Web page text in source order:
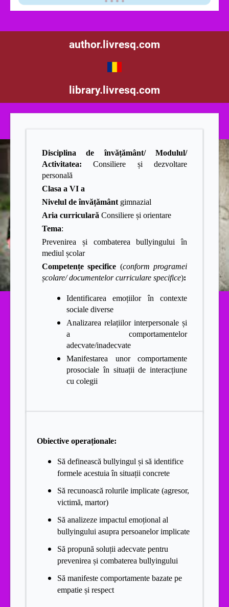
author.livresq.com
library.livresq.com
Disciplina de învățământ/ Modulul/
Activitatea:Consiliere și dezvoltare
personală
Clasa a VI a
Nivelul de învățământ gimnazial
Aria curriculară Consiliere și orientare
Tema:
Prevenirea și combaterea bullyingului în
mediul școlar
Competențe specifice (conform programei
școlare/ documentelor curriculare specifice):
Identificarea emoțiilor în contexte
sociale diverse
Analizarea relațiilor interpersonale și
a comportamentelor
adecvate/inadecvate
Manifestarea unor comportamente
prosociale în situații de interacțiune
cu colegii
Obiective operaționale:
Să definească bullyingul și să identifice
formele acestuia în situații concrete
Să recunoască rolurile implicate (agresor,
victimă, martor)
Să analizeze impactul emoțional al
bullyingului asupra persoanelor implicate
Să propună soluții adecvate pentru
prevenirea și combaterea bullyingului
Să manifeste comportamente bazate pe
empatie și respect